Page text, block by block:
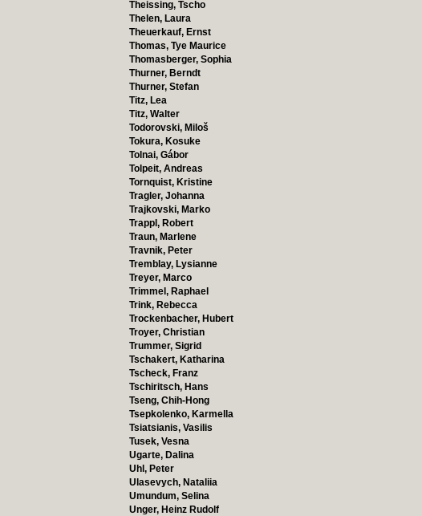
Theissing, Tscho
Thelen, Laura
Theuerkauf, Ernst
Thomas, Tye Maurice
Thomasberger, Sophia
Thurner, Berndt
Thurner, Stefan
Titz, Lea
Titz, Walter
Todorovski, Miloš
Tokura, Kosuke
Tolnai, Gábor
Tolpeit, Andreas
Tornquist, Kristine
Tragler, Johanna
Trajkovski, Marko
Trappl, Robert
Traun, Marlene
Travnik, Peter
Tremblay, Lysianne
Treyer, Marco
Trimmel, Raphael
Trink, Rebecca
Trockenbacher, Hubert
Troyer, Christian
Trummer, Sigrid
Tschakert, Katharina
Tscheck, Franz
Tschiritsch, Hans
Tseng, Chih-Hong
Tsepkolenko, Karmella
Tsiatsianis, Vasilis
Tusek, Vesna
Ugarte, Dalina
Uhl, Peter
Ulasevych, Nataliia
Umundum, Selina
Unger, Heinz Rudolf